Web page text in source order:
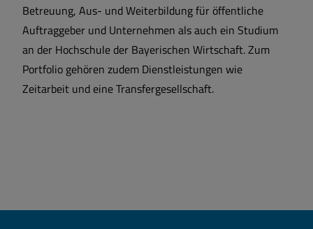
Betreuung, Aus- und Weiterbildung für öffentliche
Auftraggeber und Unternehmen als auch ein Studium
an der Hochschule der Bayerischen Wirtschaft. Zum
Portfolio gehören zudem Dienstleistungen wie
Zeitarbeit und eine Transfergesellschaft.